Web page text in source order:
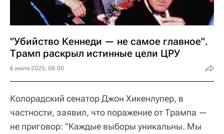
"Убийство Кеннеди — не самое главное".
Трамп раскрыл истинные цели ЦРУ
6 июля 2025, 08:00
Колорадский сенатор Джон Хикенлупер, в
частности, заявил, что поражение от Трампа —
не приговор: "Каждые выборы уникальны. Мы